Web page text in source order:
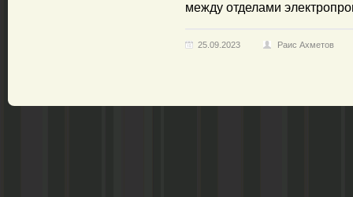
между отделами
25.09.2023 Раис Ахметов